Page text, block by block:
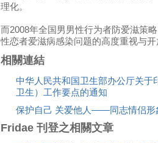
理化。
而2008年全国男男性行为者防爱滋策
性恋者爱滋病感染问题的高度重视与
相關連結
中华人民共和国卫生部办公厅关于
卫生）工作要点的通知
保护自己 关爱他人——同志情侣形
Fridae 刊登之相關文章